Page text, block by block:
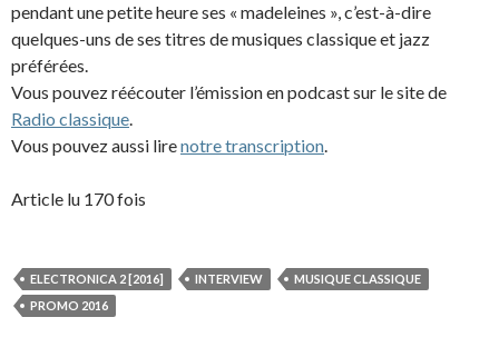
pendant une petite heure ses « madeleines », c’est-à-dire
quelques-uns de ses titres de musiques classique et jazz
préférées.
Vous pouvez réécouter l’émission en podcast sur le site de
Radio classique.
Vous pouvez aussi lirenotre transcription.
Article lu 170 fois
ELECTRONICA 2 [2016] INTERVIEW
MUSIQUE CLASSIQUE
PROMO 2016